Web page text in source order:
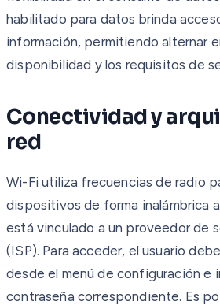
habilitado para datos brinda
información, permitiendo alternar
disponibilidad y los requisitos de
Conectividad y
red
Wi-Fi utiliza frecuencias de radio
dispositivos de forma inalámbrica
está vinculado a un proveedor de
(ISP). Para acceder, el usuario
desde el menú de configuración e
contraseña correspondiente. Es